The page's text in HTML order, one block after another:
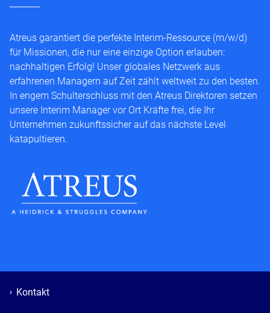
Atreus garantiert die perfekte Interim-Ressource (m/w/d)
für Missionen, die nur eine einzige Option erlauben:
nachhaltigen Erfolg! Unser globales Netzwerk aus
erfahrenen Managern auf Zeit zählt weltweit zu den besten.
In engem Schulterschluss mit den Atreus Direktoren setzen
unsere Interim Manager vor Ort Kräfte frei, die Ihr
Unternehmen zukunftssicher auf das nächste Level
katapultieren.
Kontakt